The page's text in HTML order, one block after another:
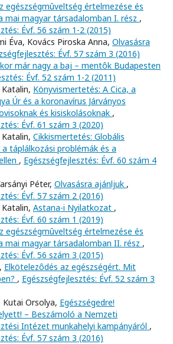
egészségmûveltség értelmezése és
mai magyar társadalomban I. rész ,
Évf. 56 szám 1-2 (2015)
Éva, Kovács Piroska Anna, Olvasásra
Évf. 57 szám 3 (2016)
már nagy a baj – mentôk Budapesten
Évf. 52 szám 1-2 (2011)
Könyvismertetés: A Cica, a
Úr és a koronavírus Járványos
és kisiskolásoknak ,
Évf. 61 szám 3 (2020)
Cikkismertetés: Globális
táplálkozási problémák és a
, Egészségfejlesztés: Évf. 60 szám 4
Péter, Olvasásra ajánljuk ,
Évf. 57 szám 2 (2016)
Astana-i Nyilatkozat ,
Évf. 60 szám 1 (2019)
egészségmûveltség értelmezése és
mai magyar társadalomban II. rész ,
Évf. 56 szám 3 (2015)
Elkötelezôdés az egészségért. Mit
, Egészségfejlesztés: Évf. 52 szám 3
Kutai Orsolya, Egészségedre!
– Beszámoló a Nemzeti
Intézet munkahelyi kampányáról ,
Évf. 57 szám 3 (2016)